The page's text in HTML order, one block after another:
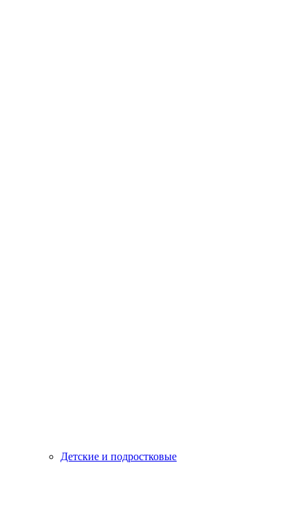
Детские и подростковые